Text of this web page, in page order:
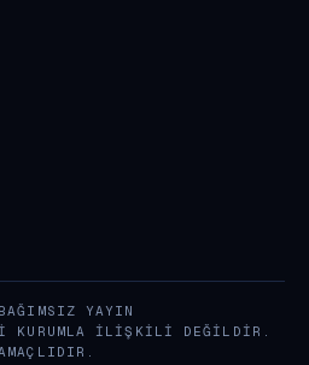
YAYIN
KURUMLA ILIŞKILI DEĞILDIR.